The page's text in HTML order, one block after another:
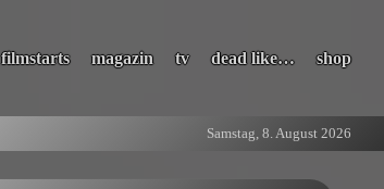
filmstarts magazin tv dead like… shop
Samstag, 8. August 2026